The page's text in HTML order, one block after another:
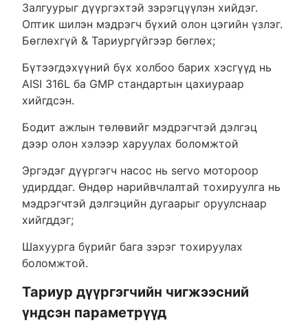
Залгуурыг дүүргэхтэй зэрэгцүүлэн хийдэг.
Оптик шилэн мэдрэгч бүхий олон цэгийн үзлэг.
Бөглөхгүй & Тариургүйгээр бөглөх;
Бүтээгдэхүүний бүх холбоо барих хэсгүүд нь
AISI 316L ба GMP стандартын цахиураар
хийгдсэн.
Бодит ажлын төлөвийг мэдрэгчтэй дэлгэц
дээр олон хэлээр харуулах боломжтой
Эргэдэг дүүргэгч насос нь servo мотороор
удирддаг. Өндөр нарийвчлалтай тохируулга нь
мэдрэгчтэй дэлгэцийн дугаарыг оруулснаар
хийгддэг;
Шахуурга бүрийг бага зэрэг тохируулах
боломжтой.
Тариур дүүргэгчийн чигжээсний
үндсэн параметрүүд